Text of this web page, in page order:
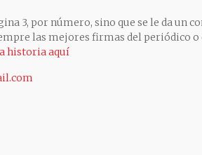
3, por número, sino que se le da un
las mejores firmas del periódico o
historia aquí